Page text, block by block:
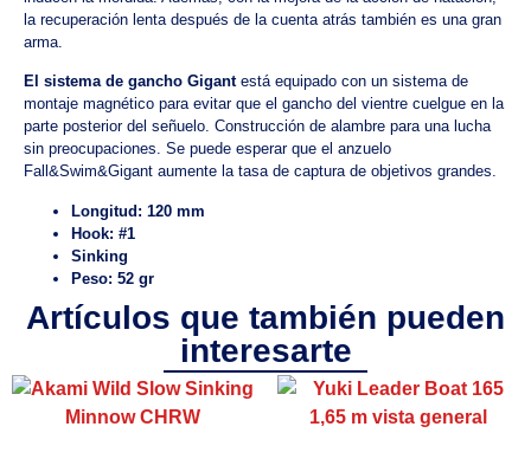
la recuperación lenta después de la cuenta atrás también es una gran
arma.
El sistema de gancho Gigant está equipado con un sistema de
montaje magnético para evitar que el gancho del vientre cuelgue en la
parte posterior del señuelo. Construcción de alambre para una lucha
sin preocupaciones. Se puede esperar que el anzuelo
Fall&Swim&Gigant aumente la tasa de captura de objetivos grandes.
Longitud: 120 mm
Hook: #1
Sinking
Peso: 52 gr
Artículos que también pueden
interesarte